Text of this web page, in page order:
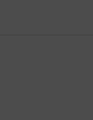
来ていた子
れて訪れてい
たのだとい
た。